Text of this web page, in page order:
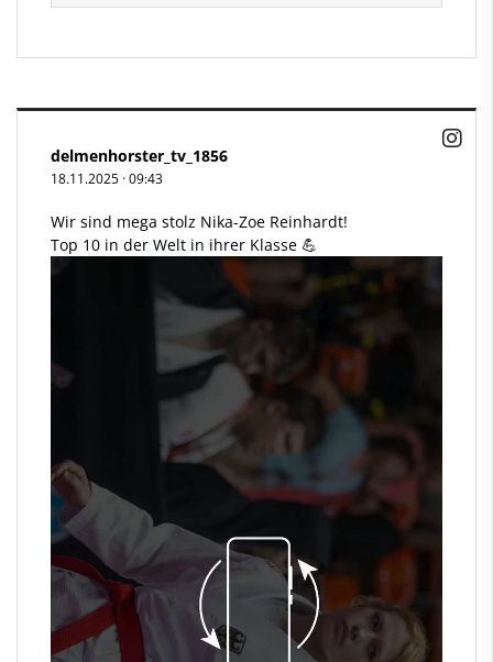
delmenhorster_tv_1856
18.11.2025 ·09:43
Wir sind mega stolz Nika-Zoe Reinhardt!
Top 10 in der Welt in ihrer Klasse 💪